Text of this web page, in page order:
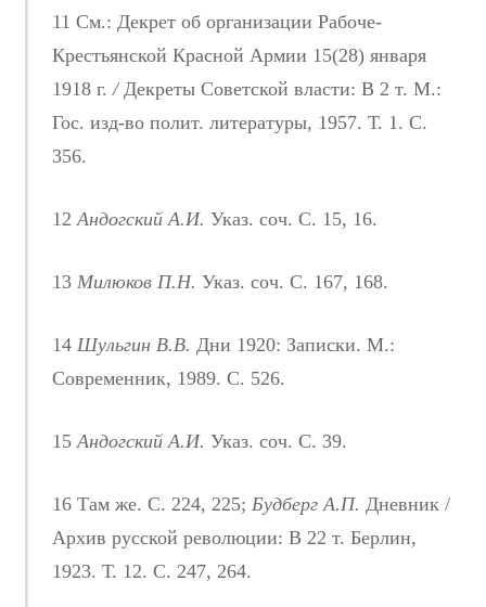
11 См.: Декрет об организации Рабоче-
Крестьянской Красной Армии 15(28) января
1918 г. / Декреты Советской власти: В 2 т. М.:
Гос. изд-во полит. литературы, 1957. Т. 1. С.
356.
12Андогский А.И. Указ. соч. С. 15, 16.
13 Милюков П.Н. Указ. соч. С. 167, 168.
14 Шульгин В.В. Дни 1920: Записки. М.:
Современник, 1989. С. 526.
15Андогский А.И. Указ. соч. С. 39.
16 Там же. С. 224, 225; Будберг А.П. Дневник /
Архив русской революции: В 22 т. Берлин,
1923. Т. 12. С. 247, 264.